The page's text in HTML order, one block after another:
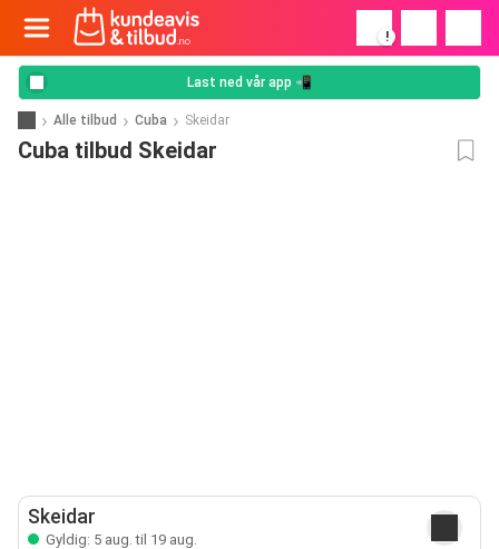
!
Last ned vår app 📲
Alle tilbud Cuba Skeidar
Cuba tilbud Skeidar
Skeidar
Gyldig: 5 aug. til 19 aug.